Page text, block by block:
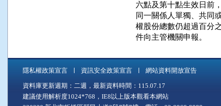
六點及第十點生效日
同一關係人單獨、共
權股份總數仍超過百
      件向主管機關申報。
隱私權政策宣言 資訊安全政策宣言 網站資料開放宣告
資料庫更新週期：二週，最新資料時間：115.07.17
建議使用解析度1024*768，IE8以上版本觀看本網站